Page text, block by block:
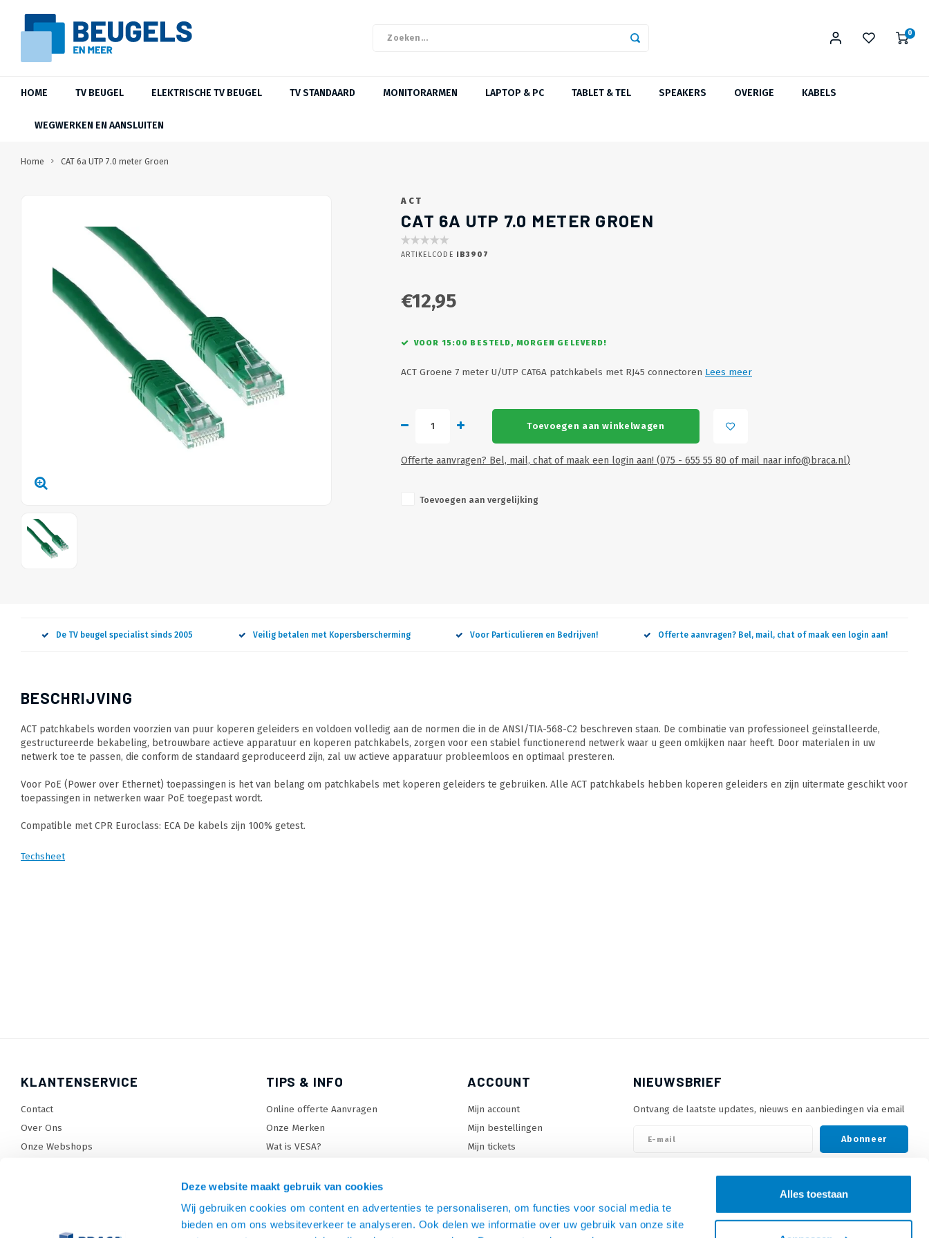
Deze website maakt gebruik van cookies
Wij gebruiken cookies om content en advertenties te personaliseren, om functies voor social media te
bieden en om ons websiteverkeer te analyseren. Ook delen we informatie over uw gebruik van onze site
Alles toestaan
0
HOME TV BEUGEL ELEKTRISCHE TV BEUGEL TV STANDAARD MONITORARMEN LAPTOP & PC TABLET & TEL SPEAKERS OVERIGE KABELS
WEGWERKEN EN AANSLUITEN
Home CAT 6a UTP 7.0 meter Groen
ACT
CAT 6A UTP 7.0 METER GROEN
ARTIKELCODE IB3907
€12,95
VOOR 15:00 BESTELD, MORGEN GELEVERD!
ACT Groene 7 meter U/UTP CAT6A patchkabels met RJ45 connectoren Lees meer
Toevoegen aan winkelwagen
Offerte aanvragen? Bel, mail, chat of maak een login aan! (075 - 655 55 80 of mail naar info@braca.nl)
Toevoegen aan vergelijking
De TV beugel specialist sinds 2005 Veilig betalen met Kopersberscherming Voor Particulieren en Bedrijven! Offerte aanvragen? Bel, mail, chat of maak een login aan!
BESCHRIJVING
ACT patchkabels worden voorzien van puur koperen geleiders en voldoen volledig aan de normen die in de ANSI/TIA-568-C2 beschreven staan. De combinatie van professioneel geïnstalleerde,
gestructureerde bekabeling, betrouwbare actieve apparatuur en koperen patchkabels, zorgen voor een stabiel functionerend netwerk waar u geen omkijken naar heeft. Door materialen in uw
netwerk toe te passen, die conform de standaard geproduceerd zijn, zal uw actieve apparatuur probleemloos en optimaal presteren.
Voor PoE (Power over Ethernet) toepassingen is het van belang om patchkabels met koperen geleiders te gebruiken. Alle ACT patchkabels hebben koperen geleiders en zijn uitermate geschikt voor
toepassingen in netwerken waar PoE toegepast wordt.
Compatible met CPR Euroclass: ECA De kabels zijn 100% getest.
Techsheet
KLANTENSERVICE
Contact
Over Ons
Onze Webshops
TIPS & INFO
Online offerte Aanvragen
Onze Merken
Wat is VESA?
TV standaard keuzehulp
TV lift keuzehulp
Monitorarm keuzehulp
ACCOUNT
Mijn account
Mijn bestellingen
Mijn tickets
NIEUWSBRIEF
Ontvang de laatste updates, nieuws en aanbiedingen via email
Abonneer